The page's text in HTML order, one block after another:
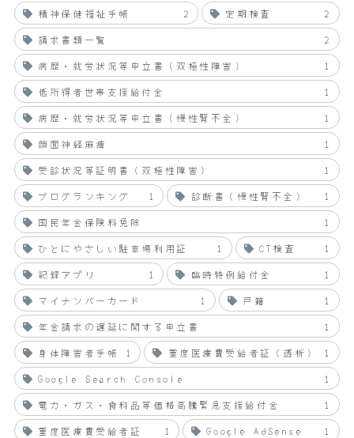
精神保健福祉手帳 2 定期検査
2
請求書類一覧
2
病歴・就労状況等申立書（双極性障害）
1
低所得者世帯支援給付金
1
病歴・就労状況等申立書（慢性腎不全）
1
顔面神経麻痺
1
受診状況等証明書（双極性障害）
1
ブログランキング
1 診断書（慢性腎不全）
1
国民年金保険料免除
1
ひとにやさしい駐車場利用証
1 CT検査
1
記録アプリ
1 臨時特例給付金
1
マイナンバーカード
1 戸籍
1
年金請求の遅延に関する申立書
1
身体障害者手帳
1 重度医療費受給者証（透析）
1
Google Search Console
1
電力・ガス・食料品等価格高騰緊急支援給付金
1
重度医療費受給者証
1 Google AdSense
1